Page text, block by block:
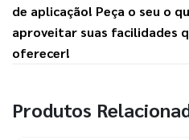
de aplicação! Peça o seu o
aproveitar suas facilidades
oferecer!
Produtos